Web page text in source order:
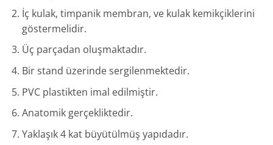
İç kulak, timpanik membran, ve kulak kemikçiklerini
göstermelidir.
Üç parçadan oluşmaktadır.
Bir stand üzerinde sergilenmektedir.
PVC plastikten imal edilmiştir.
Anatomik gerçekliktedir.
Yaklaşık 4 kat büyütülmüş yapıdadır.